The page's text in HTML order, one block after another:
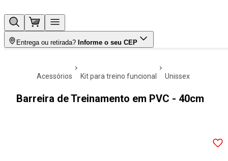
Entrega ou retirada? Informe o seu CEP
acessórios kit para treino funcional unissex
Barreira de Treinamento em PVC - 40cm